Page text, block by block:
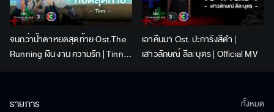
จนกว่าน้ำตาหยดสุดท้าย Ost.The
Running เงิน งาน ความรัก | Tinn |
เอาคืนมา Ost. ปะการังสีดำ |
เสาวลักษณ์ ลีละบุตร | Official MV
รายการ ทั้งหมด